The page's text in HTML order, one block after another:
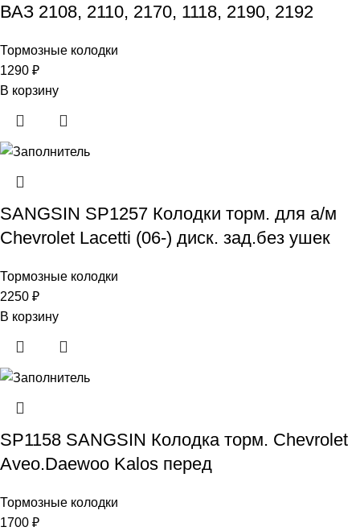
ВАЗ 2108, 2110, 2170, 1118, 2190, 2192
Тормозные колодки
1290 ₽
В корзину
SANGSIN SP1257 Колодки торм. для а/м
Chevrolet Lacetti (06-) диск. зад.без ушек
Тормозные колодки
2250 ₽
В корзину
SP1158 SANGSIN Колодка торм. Chevrolet
Aveo.Daewoo Kalos перед
Тормозные колодки
1700 ₽